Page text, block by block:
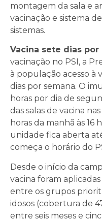
montagem da sala e
vacinação e sistema
sistemas.
Vacina sete dias por
vacinação no PSI, a
à população acesso à
dias por semana. O
horas por dia de
das salas de vacina
horas da manhã às 16
unidade fica aberta
começa o horário do
Desde o início da
vacina foram
entre os grupos
idosos (cobertura de
entre seis meses e